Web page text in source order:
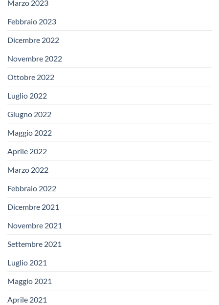
Marzo 2023
Febbraio 2023
Dicembre 2022
Novembre 2022
Ottobre 2022
Luglio 2022
Giugno 2022
Maggio 2022
Aprile 2022
Marzo 2022
Febbraio 2022
Dicembre 2021
Novembre 2021
Settembre 2021
Luglio 2021
Maggio 2021
Aprile 2021